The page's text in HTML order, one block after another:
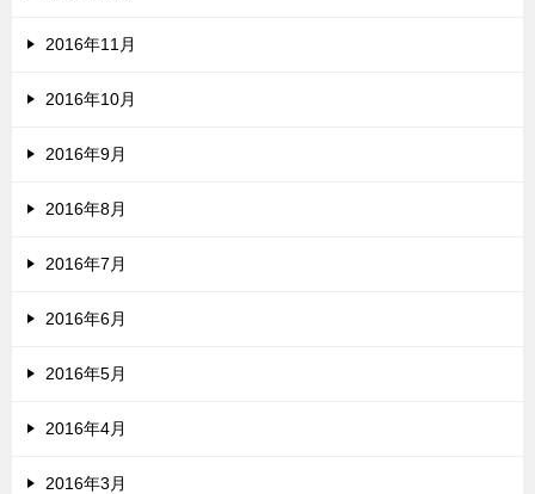
2016年11月
2016年10月
2016年9月
2016年8月
2016年7月
2016年6月
2016年5月
2016年4月
2016年3月